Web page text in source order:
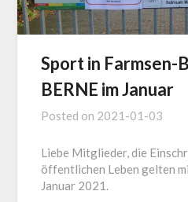
Sport in Farmsen-
BERNE im Januar
Posted on 2021-01-03
Liebe Mitglieder, die
öffentlichen Leben gelten
Januar 2021.